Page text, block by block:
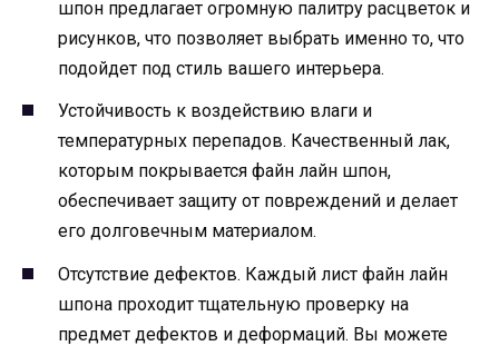
шпон предлагает огромную палитру расцветок и
рисунков, что позволяет выбрать именно то, что
подойдет под стиль вашего интерьера.
Устойчивость к воздействию влаги и
температурных перепадов. Качественный лак,
которым покрывается файн лайн шпон,
обеспечивает защиту от повреждений и делает
его долговечным материалом.
Отсутствие дефектов. Каждый лист файн лайн
шпона проходит тщательную проверку на
предмет дефектов и деформаций. Вы можете